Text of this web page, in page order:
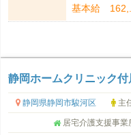
基本給
静岡ホームクリニック
静岡県静岡市駿河区 主
居宅介護支援事業